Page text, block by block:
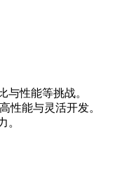
与性能等挑战。
性能与灵活开发。
。